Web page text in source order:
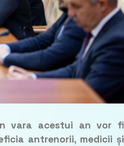
vara acestui an vor fi
antrenorii, medicii și